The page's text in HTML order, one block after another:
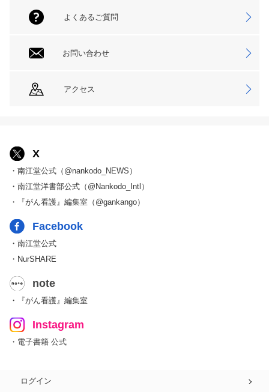
よくあるご質問
お問い合わせ
アクセス
X
・南江堂公式（@nankodo_NEWS）
・南江堂洋書部公式（@Nankodo_Intl）
・『がん看護』編集室（@gankango）
Facebook
・南江堂公式
・NurSHARE
note
・『がん看護』編集室
Instagram
・電子書籍 公式
ログイン